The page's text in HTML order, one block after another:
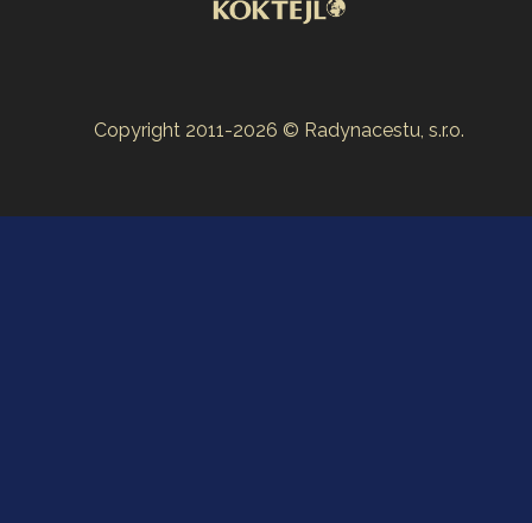
Copyright 2011-2026 © Radynacestu, s.r.o.